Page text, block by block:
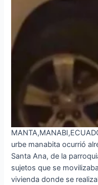
urbe manabita ocurrió
Santa Ana, de la
sujetos que se
vivienda donde se